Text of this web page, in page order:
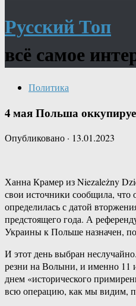
Русский Топ
всё самое
Политика
4 мая Польша
Опубликовано · 13.01.2023
Ханна Крамер из Niezależny
свои источники сообщила,
определилась с датой
предстоящего года. А
Украины к Польше назначен,
И этот день выбран
резни на Волыни, и именно 11
днем «исторического
всю операцию, как мы видим,